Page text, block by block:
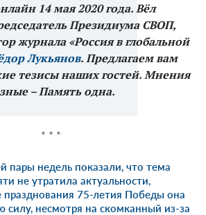
14 мая 2020 года. Вёл
Президиума СВОП,
журнала «Россия в глобальной
Лукьянов. Предлагаем вам
тезисы наших гостей. Мнения
– Память одна.
* * *
пары недель показали, что тема
не утратила актуальности,
празднования 75-летия Победы она
силу, несмотря на скомканный из-за